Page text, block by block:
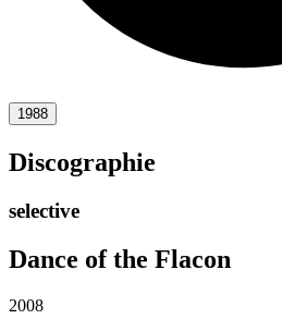
1988
Discographie
selective
Dance of the Flacon
2008